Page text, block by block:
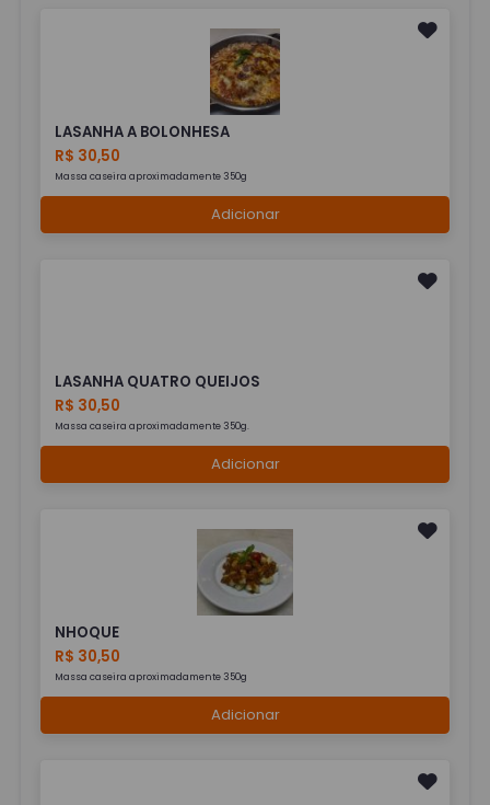
LASANHA A BOLONHESA
R$ 30,50
Massa caseira aproximadamente 350g
Adicionar
LASANHA QUATRO QUEIJOS
R$ 30,50
Massa caseira aproximadamente 350g.
Adicionar
NHOQUE
R$ 30,50
Massa caseira aproximadamente 350g
Adicionar